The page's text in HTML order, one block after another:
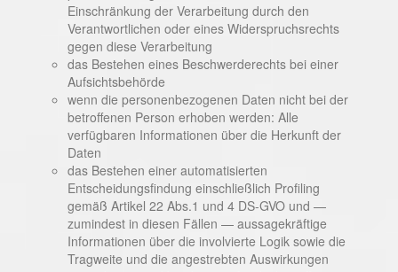
Einschränkung der Verarbeitung durch den
Verantwortlichen oder eines Widerspruchsrechts
gegen diese Verarbeitung
das Bestehen eines Beschwerderechts bei einer
Aufsichtsbehörde
wenn die personenbezogenen Daten nicht bei der
betroffenen Person erhoben werden: Alle
verfügbaren Informationen über die Herkunft der
Daten
das Bestehen einer automatisierten
Entscheidungsfindung einschließlich Profiling
gemäß Artikel 22 Abs.1 und 4 DS-GVO und —
zumindest in diesen Fällen — aussagekräftige
Informationen über die involvierte Logik sowie die
Tragweite und die angestrebten Auswirkungen